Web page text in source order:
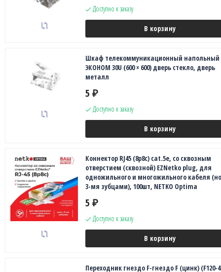
Доступно к заказу
В корзину
Шкаф телекоммуникационный напольный
ЭКОНОМ 30U (600 × 600) дверь стекло, дверь
металл
5 ₽
Доступно к заказу
В корзину
Коннектор RJ45 (8p8c) cat.5е, со сквозным
отверстием (сквозной) EZNetko plug, для
одножильного и многожильного кабеля
3-мя зубцами), 100шт, NETKO Optima
5 ₽
Доступно к заказу
В корзину
Переходник гнездо F-гнездо F (цинк) (F120-